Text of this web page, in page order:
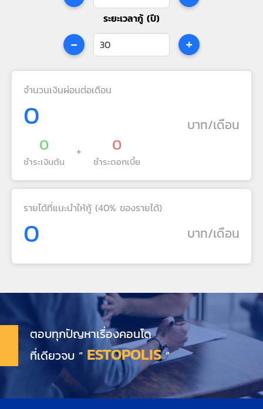
ระยะเวลากู้ (ปี)
- +
จำนวนเงินผ่อนต่อเดือน
0 บาท/เดือน
0
ชำระเงินต้น
+ 0
ชำระดอกเบี้ย
รายได้ที่แนะนำให้กู้ (40% ของรายได้)
0 บาท/เดือน
ตอบทุกปัญหาเรื่องคอนโด
ที่เดียวจบ “ ESTOPOLIS”